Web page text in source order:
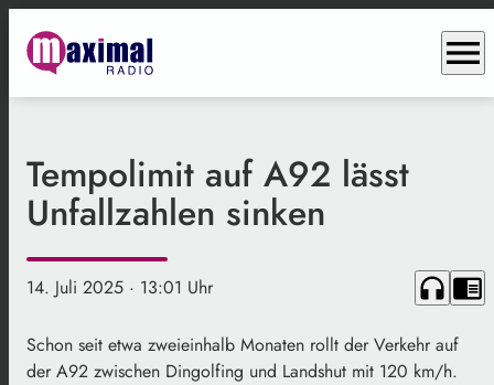
menu
Tempolimit auf A92 lässt
Unfallzahlen sinken
14. Juli 2025 · 13:01 Uhr headphones chrome_reader_mode
Schon seit etwa zweieinhalb Monaten rollt der Verkehr auf
der A92 zwischen Dingolfing und Landshut mit 120 km/h.